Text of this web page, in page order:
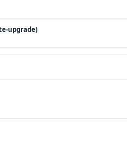
upgrade)